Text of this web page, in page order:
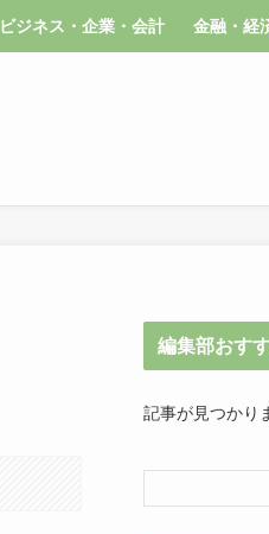
ビジネス・企業・会計 金融・経
編集部おす
記事が見つかり